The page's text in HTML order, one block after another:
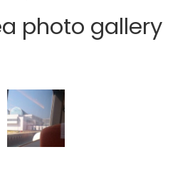
photo gallery